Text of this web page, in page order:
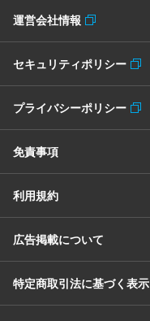
運営会社情報
セキュリティポリシー
プライバシーポリシー
免責事項
利用規約
広告掲載について
特定商取引法に基づく表示